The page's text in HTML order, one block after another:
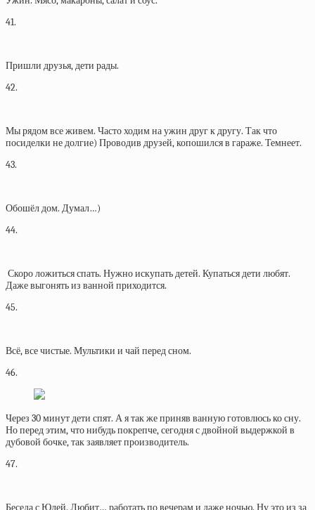
41.
Пришли друзья, дети рады.
42.
Мы рядом все живем. Часто ходим на ужин друг к другу. Так что
посиделки не долгие) Проводив друзей, копошился в гараже. Темнеет.
43.
Обошёл дом. Думал…)
44.
Скоро ложиться спать. Нужно искупать детей. Купаться дети любят.
Даже выгонять из ванной приходится.
45.
Всё, все чистые. Мультики и чай перед сном.
46.
Через 30 минут дети спят. А я так же приняв ванную готовлюсь ко сну.
Но перед этим, что нибудь покрепче, сегодня с двойной выдержкой в
дубовой бочке, так заявляет производитель.
47.